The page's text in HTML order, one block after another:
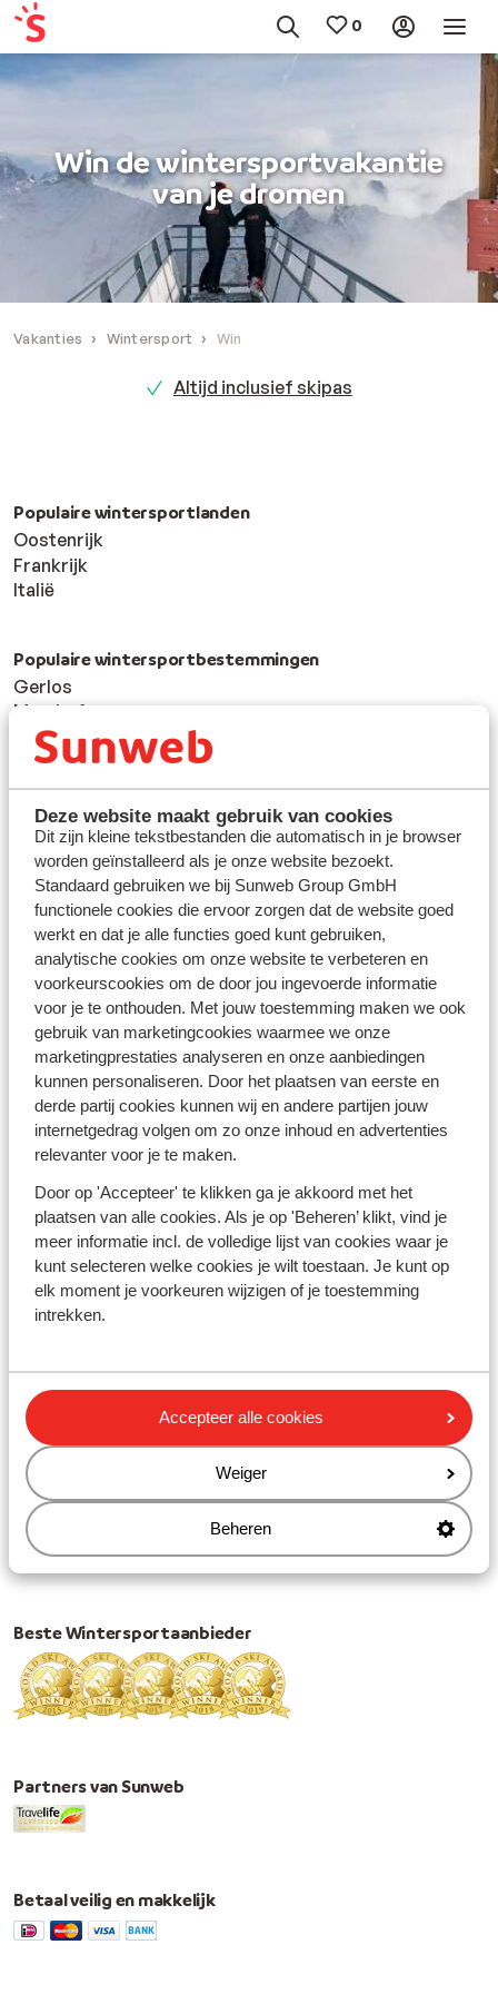
Deze website maakt gebruik van cookies
Dit zijn kleine tekstbestanden die automatisch in je browser
worden geïnstalleerd als je onze website bezoekt.
Standaard gebruiken we bij Sunweb Group GmbH
functionele cookies die ervoor zorgen dat de website goed
werkt en dat je alle functies goed kunt gebruiken,
analytische cookies om onze website te verbeteren en
voorkeurscookies om de door jou ingevoerde informatie
voor je te onthouden. Met jouw toestemming maken we ook
gebruik van marketingcookies waarmee we onze
marketingprestaties analyseren en onze aanbiedingen
kunnen personaliseren. Door het plaatsen van eerste en
derde partij cookies kunnen wij en andere partijen jouw
internetgedrag volgen om zo onze inhoud en advertenties
relevanter voor je te maken.
Door op 'Accepteer' te klikken ga je akkoord met het
plaatsen van alle cookies. Als je op 'Beheren’ klikt, vind je
meer informatie incl. de volledige lijst van cookies waar je
kunt selecteren welke cookies je wilt toestaan. Je kunt op
elk moment je voorkeuren wijzigen of je toestemming
intrekken.
Accepteer alle cookies
Weiger
Beheren
Win de wintersportvakantie
van je dromen
Vakanties Wintersport Win
Altijd inclusief skipas
Populaire wintersportlanden
Oostenrijk
Frankrijk
Italië
Populaire wintersportbestemmingen
Gerlos
Mayrhofen
Saalbach
Populaire skigebieden
Zillertal
Skicircus Saalbach-Hinterglemm
Ski Amadé
Over Sunweb
Over Sunweb
Verantwoord op vakantie
Vacatures
Pers & media
Sitemap
Privacy & cookies
Disclaimer
Privacy
Toegankelijkheidsverklaring
Marketing-voorkeuren
Vragen & contact
Mijn Sunweb
Algemene voorwaarden wintersportvakanties
Reisinfo
Volg ons op Social Media
Beste Wintersportaanbieder
Partners van Sunweb
Betaal veilig en makkelijk